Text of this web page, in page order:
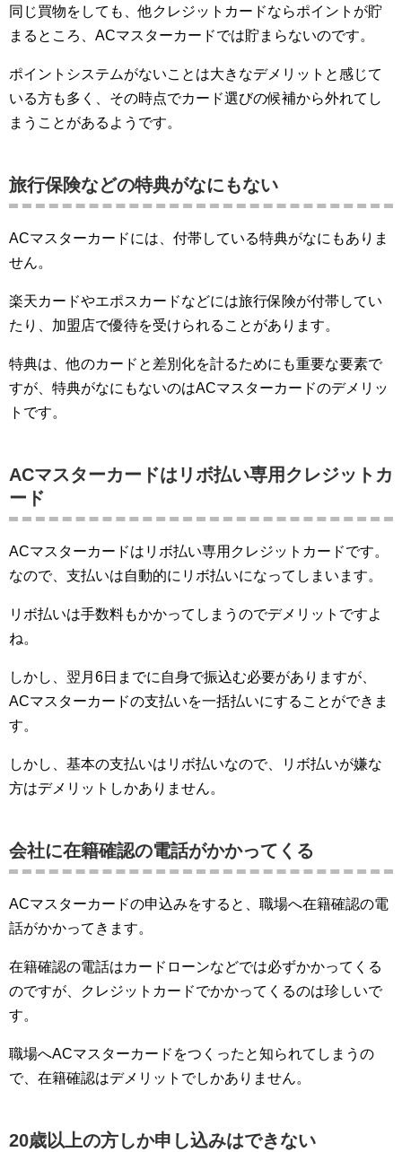
同じ買物をしても、他クレジットカードならポイントが貯
まるところ、ACマスターカードでは貯まらないのです。
ポイントシステムがないことは大きなデメリットと感じて
いる方も多く、その時点でカード選びの候補から外れてし
まうことがあるようです。
旅行保険などの特典がなにもない
ACマスターカードには、付帯している特典がなにもありま
せん。
楽天カードやエポスカードなどには旅行保険が付帯してい
たり、加盟店で優待を受けられることがあります。
特典は、他のカードと差別化を計るためにも重要な要素で
すが、特典がなにもないのはACマスターカードのデメリッ
トです。
ACマスターカードはリボ払い専用クレジットカ
ード
ACマスターカードはリボ払い専用クレジットカードです。
なので、支払いは自動的にリボ払いになってしまいます。
リボ払いは手数料もかかってしまうのでデメリットですよ
ね。
しかし、翌月6日までに自身で振込む必要がありますが、
ACマスターカードの支払いを一括払いにすることができま
す。
しかし、基本の支払いはリボ払いなので、リボ払いが嫌な
方はデメリットしかありません。
会社に在籍確認の電話がかかってくる
ACマスターカードの申込みをすると、職場へ在籍確認の電
話がかかってきます。
在籍確認の電話はカードローンなどでは必ずかかってくる
のですが、クレジットカードでかかってくるのは珍しいで
す。
職場へACマスターカードをつくったと知られてしまうの
で、在籍確認はデメリットでしかありません。
20歳以上の方しか申し込みはできない